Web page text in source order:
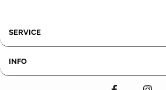
SERVICE
INFO